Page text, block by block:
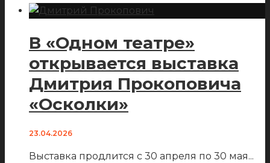
В «Одном театре»
открывается выставка
Дмитрия Прокоповича
«Осколки»
23.04.2026
Выставка продлится с 30 апреля по 30 мая...